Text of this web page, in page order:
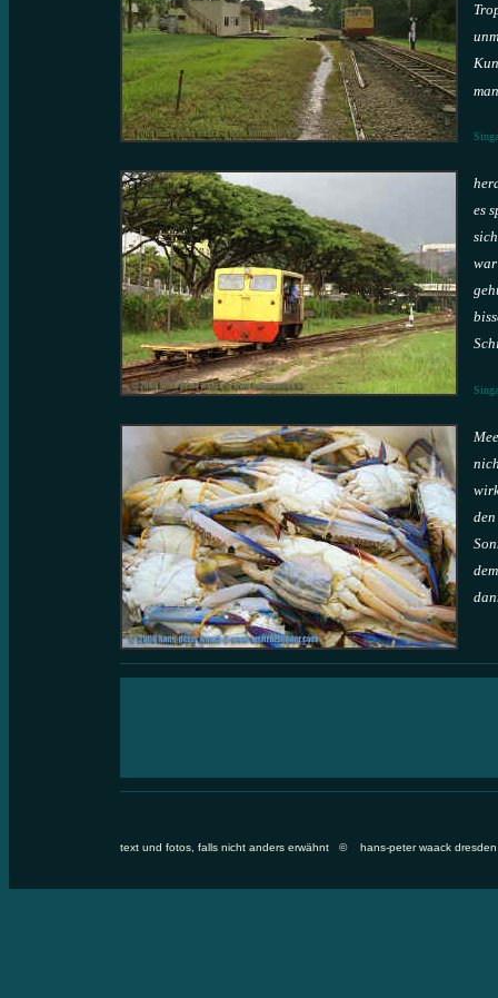
es
text und fotos, falls nicht anders erwähnt © hans-peter waack dresden